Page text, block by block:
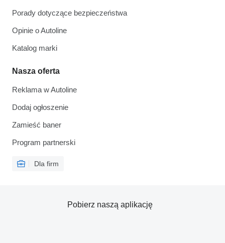
Porady dotyczące bezpieczeństwa
Opinie o Autoline
Katalog marki
Nasza oferta
Reklama w Autoline
Dodaj ogłoszenie
Zamieść baner
Program partnerski
Dla firm
Pobierz naszą aplikację